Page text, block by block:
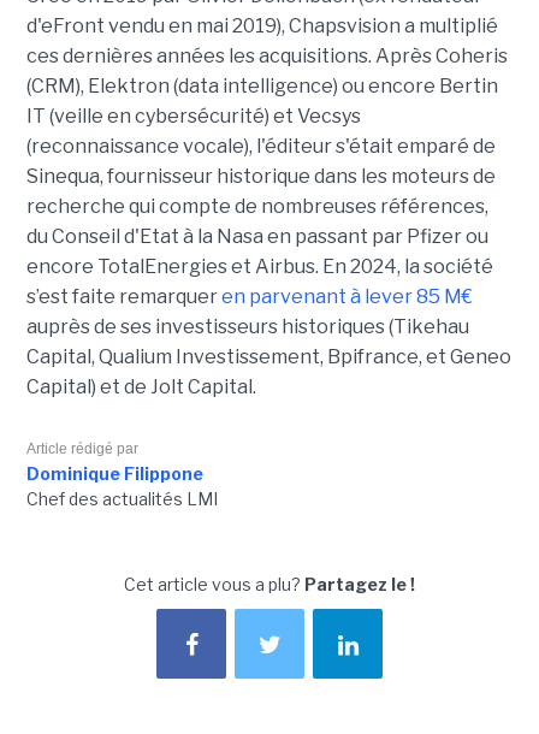
d'eFront vendu en mai 2019), Chapsvision a multiplié
ces dernières années les acquisitions. Après Coheris
(CRM), Elektron (data intelligence) ou encore Bertin
IT (veille en cybersécurité) et Vecsys
(reconnaissance vocale), l'éditeur s'était emparé de
Sinequa, fournisseur historique dans les moteurs de
recherche qui compte de nombreuses références,
du Conseil d'Etat à la Nasa en passant par Pfizer ou
encore TotalEnergies et Airbus. En 2024, la société
s’est faite remarqueren parvenant à lever 85 M€
auprès de ses investisseurs historiques (Tikehau
Capital, Qualium Investissement, Bpifrance, et Geneo
Capital) et de Jolt Capital.
Article rédigé par
Dominique Filippone
Chef des actualités LMI
Cet article vous a plu? Partagez le !